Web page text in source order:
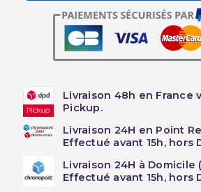
Livraison 48h en France
Pickup.
Livraison 24H en Point
Effectué avant 15h, hors
Livraison 24H à Domicile
Effectué avant 15h, hors